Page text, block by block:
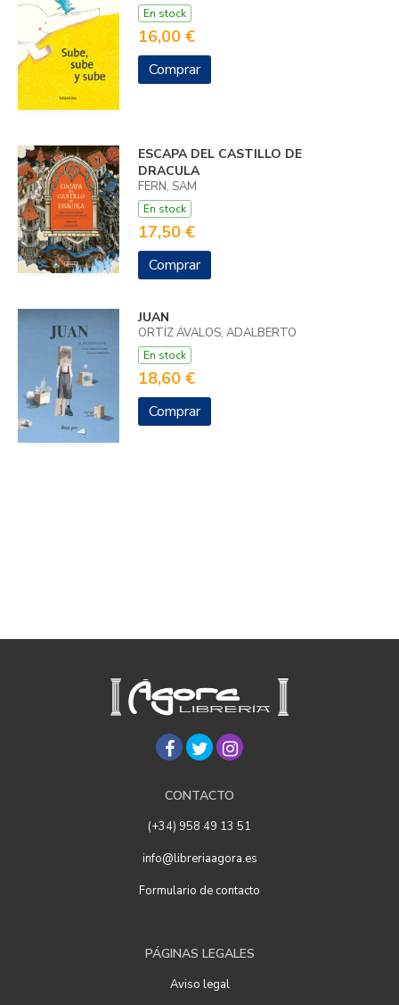
En stock
16,00 €
Comprar
ESCAPA DEL CASTILLO DE
DRACULA
FERN, SAM
En stock
17,50 €
Comprar
JUAN
ORTÍZ ÁVALOS, ADALBERTO
En stock
18,60 €
Comprar
CONTACTO
(+34) 958 49 13 51
info@libreriaagora.es
Formulario de contacto
PÁGINAS LEGALES
Aviso legal